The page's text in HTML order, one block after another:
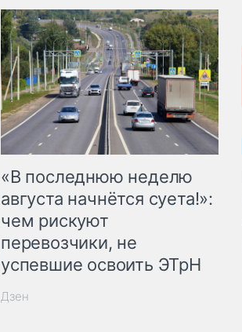
«В последнюю неделю
августа начнётся суета!»:
чем рискуют
перевозчики, не
успевшие освоить ЭТрН
Дзен